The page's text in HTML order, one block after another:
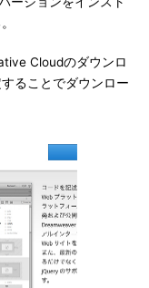
Cloudのダウンロ
ることでダウンロー